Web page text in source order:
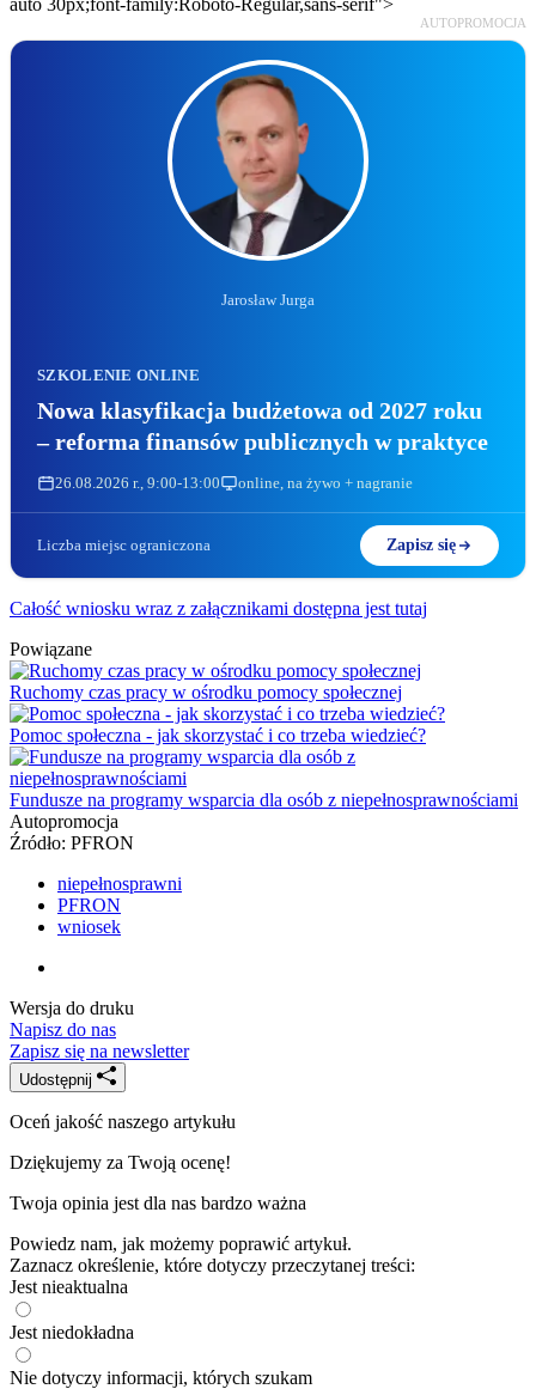
AUTOPROMOCJA
Jarosław Jurga
SZKOLENIE ONLINE
Nowa klasyfikacja budżetowa od 2027 roku
– reforma finansów publicznych w praktyce
26.08.2026 r., 9:00-13:00 online, na żywo + nagranie
Liczba miejsc ograniczona Zapisz się
Całość wniosku wraz z załącznikami dostępna jest tutaj
Powiązane
Ruchomy czas pracy w ośrodku pomocy społecznej
Pomoc społeczna - jak skorzystać i co trzeba wiedzieć?
Fundusze na programy wsparcia dla osób z niepełnosprawnościami
Autopromocja
Źródło: PFRON
niepełnosprawni
PFRON
wniosek
Wersja do druku
Napisz do nas
Zapisz się na newsletter
Udostępnij
Oceń jakość naszego artykułu
Dziękujemy za Twoją ocenę!
Twoja opinia jest dla nas bardzo ważna
Powiedz nam, jak możemy poprawić artykuł.
Zaznacz określenie, które dotyczy przeczytanej treści:
Jest nieaktualna
Jest niedokładna
Nie dotyczy informacji, których szukam